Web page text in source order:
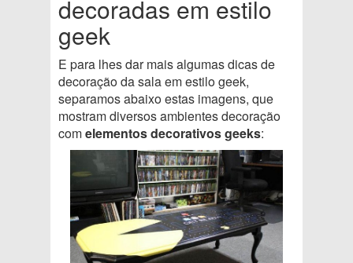
decoradas em estilo
geek
E para lhes dar mais algumas dicas de
decoração da sala em estilo geek,
separamos abaixo estas imagens, que
mostram diversos ambientes decoração
comelementos decorativos geeks: